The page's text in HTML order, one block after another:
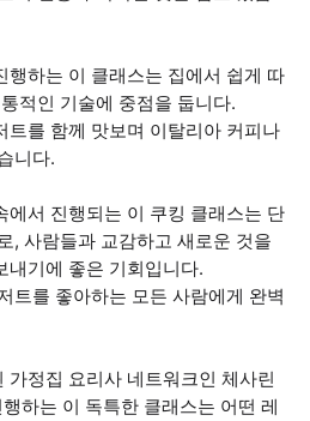
행하는 이 클래스는 집에서 쉽게 따
적인 기술에 중점을 둡니다.
트를 함께 맛보며 이탈리아 커피나
니다.
에서 진행되는 이 쿠킹 클래스는 단
, 사람들과 교감하고 새로운 것을
내기에 좋은 기회입니다.
트를 좋아하는 모든 사람에게 완벽
가정집 요리사 네트워크인 체사린
하는 이 독특한 클래스는 어떤 레